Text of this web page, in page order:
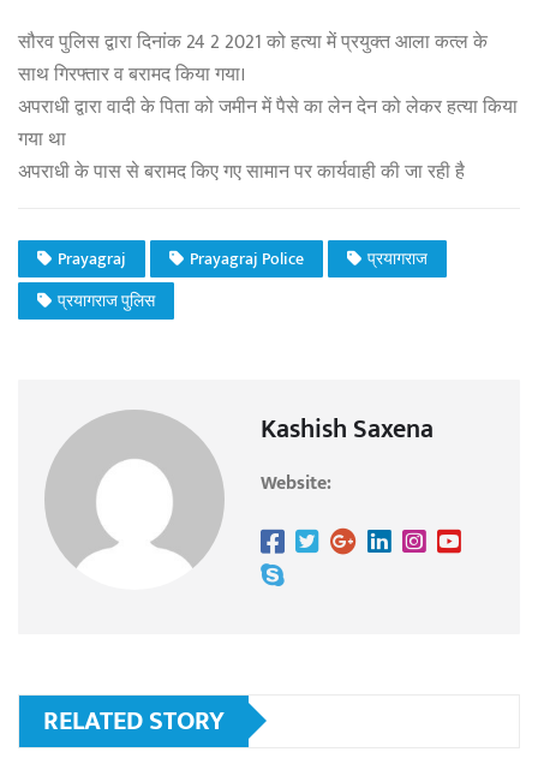
सौरव पुलिस द्वारा दिनांक 24 2 2021 को हत्या में प्रयुक्त आला कत्ल के
साथ गिरफ्तार व बरामद किया गया।
अपराधी द्वारा वादी के पिता को जमीन में पैसे का लेन देन को लेकर हत्या किया
गया था
अपराधी के पास से बरामद किए गए सामान पर कार्यवाही की जा रही है
Prayagraj Prayagraj Police
प्रयागराज
प्रयागराज पुलिस
Kashish Saxena
Website:
RELATED STORY